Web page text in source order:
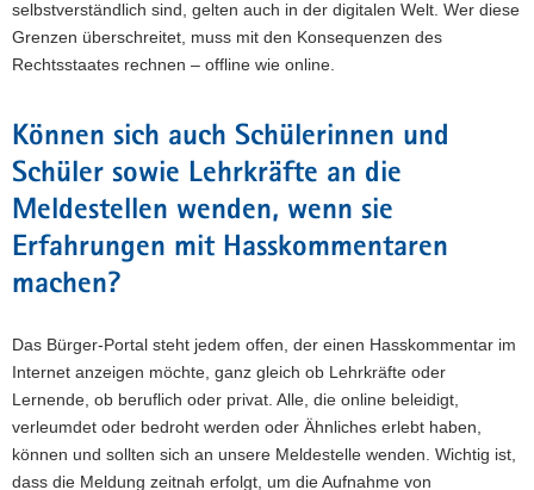
selbstverständlich sind, gelten auch in der digitalen Welt. Wer diese
Grenzen überschreitet, muss mit den Konsequenzen des
Rechtsstaates rechnen – offline wie online.
Können sich auch Schülerinnen und
Schüler sowie Lehrkräfte an die
Meldestellen wenden, wenn sie
Erfahrungen mit Hasskommentaren
machen?
Das Bürger-Portal steht jedem offen, der einen Hasskommentar im
Internet anzeigen möchte, ganz gleich ob Lehrkräfte oder
Lernende, ob beruflich oder privat. Alle, die online beleidigt,
verleumdet oder bedroht werden oder Ähnliches erlebt haben,
können und sollten sich an unsere Meldestelle wenden. Wichtig ist,
dass die Meldung zeitnah erfolgt, um die Aufnahme von